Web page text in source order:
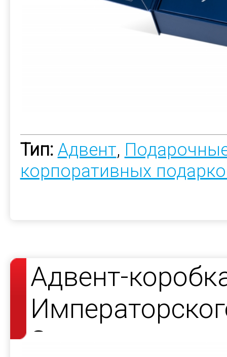
Тип: Адвент,
корпоративных
Адвент-
Завода